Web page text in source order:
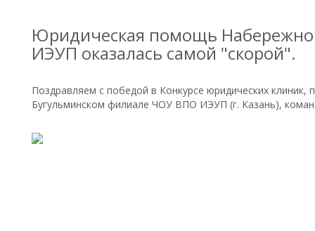
Юридическая помощь
ИЭУП оказалась самой "скорой".
Поздравляем с победой в Конкурсе юридических клиник,
Бугульминском филиале ЧОУ ВПО ИЭУП (г. Казань),